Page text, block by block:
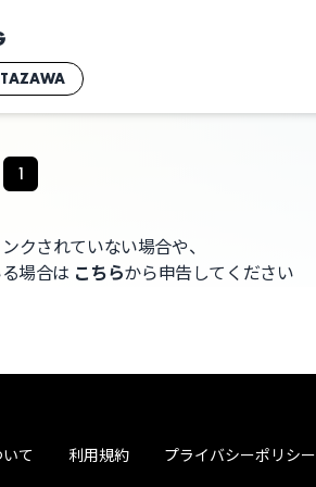
1
クされていない場合や、
場合は こちらから申告してください
て 利用規約 プライバシーポリシー